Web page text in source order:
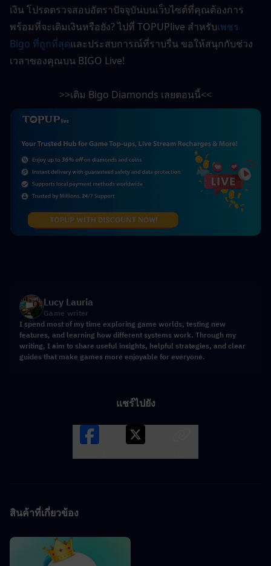
เงิน โปรดตรวจสอบอัตราปัจจุบันบนเว็บไซต์ที่คุณต้องการ
พร้อมที่จะเติมเงินหรือยัง? ไปที่ TOPUPlive สำหรับเพชร
Bigo ที่ถูกที่สุดและประสบการณ์ที่ราบรื่น ขอให้สนุกกับช่วง
เวลาของคุณบน BIGO Live!
>>เติม Bigo Diamonds เลยตอนนี้<<
Lucy Lauria
Game writer
I spend most of my time exploring game worlds, testing new
features, and learning how different systems work. Through my
writing, I aim to share useful insights, helpful strategies, and clear
guides that make games more enjoyable for everyone.
แชร์ไปยัง
สินค้าที่เกี่ยวข้อง